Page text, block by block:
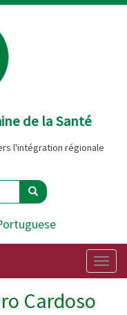
de la Santé
l'intégration régionale
Rechercher
Cardoso